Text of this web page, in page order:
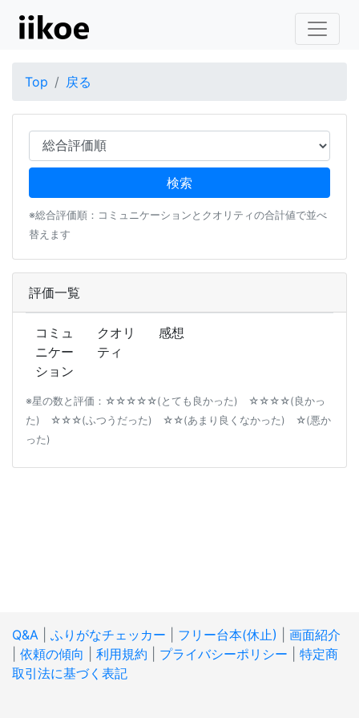
Top 戻る
※総合評価順：コミュニケーションとクオリティの合計値で並べ
替えます
評価一覧
コミュ
ニケー
ション
クオリ
ティ
感想
※星の数と評価：☆☆☆☆☆(とても良かった) ☆☆☆☆(良かっ
た) ☆☆☆(ふつうだった) ☆☆(あまり良くなかった) ☆(悪か
った)
Q&A ふりがなチェッカー フリー台本(休止)
画面紹介
依頼の傾向 利用規約 プライバシーポリシー
特定商
取引法に基づく表記